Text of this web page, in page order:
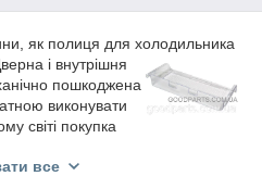
як полиця для холодильника
і внутрішня
пошкоджена
виконувати
світі покупка
все